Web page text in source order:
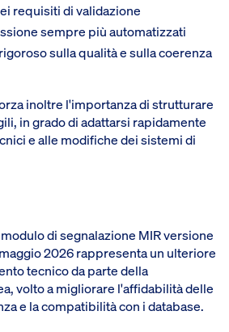
requisiti di validazione
sempre più automatizzati
sulla qualità e sulla coerenza
inoltre l'importanza di strutturare
in grado di adattarsi rapidamente
e alle modifiche dei sistemi di
di segnalazione MIR versione
maggio 2026 rappresenta un ulteriore
tecnico da parte della
volto a migliorare l'affidabilità delle
e la compatibilità con i database.